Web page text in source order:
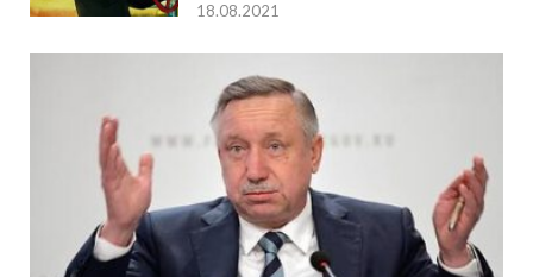
18.08.2021